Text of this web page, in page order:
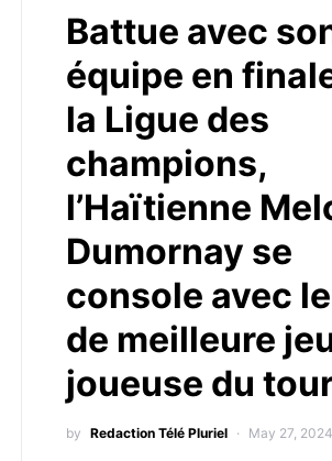
Battue avec
équipe en
la Ligue des
champions,
l’Haïtienne
Dumornay se
console avec
de meilleure
joueuse du
by Redaction Télé Pluriel May 27, 2024